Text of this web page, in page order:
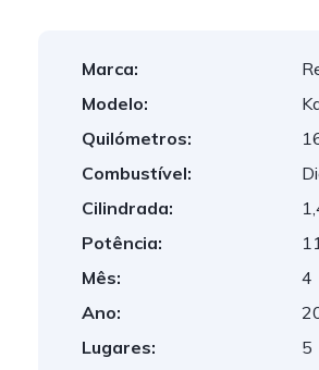
Marca:
Modelo:
Quilómetros:
Combustível:
Cilindrada:
Potência:
Mês:
4
Ano:
Lugares:
5